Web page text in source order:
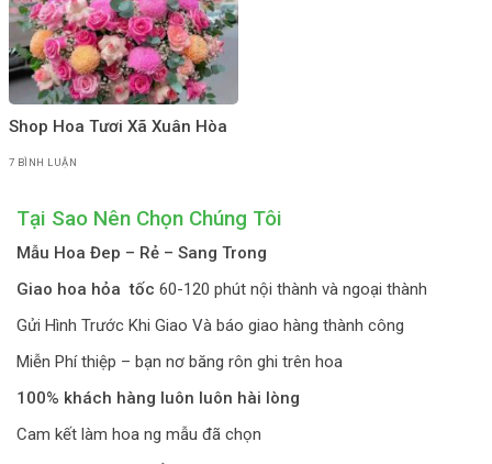
Shop Hoa Tươi Xã Xuân Hòa
7 BÌNH LUẬN
Tại Sao Nên Chọn Chúng Tôi
Mẫu Hoa Đep – Rẻ – Sang Trong
Giao hoa hỏa tốc 60-120 phút nội thành và ngoại thành
Gửi Hình Trước Khi Giao Và báo giao hàng thành công
Miễn Phí thiệp – bạn nơ băng rôn ghi trên hoa
100% khách hàng luôn luôn hài lòng
Cam kết làm hoa ng mẫu đã chọn